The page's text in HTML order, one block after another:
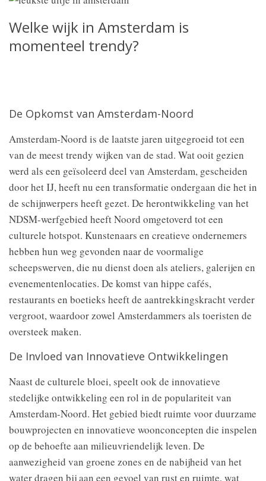
Welke wijk in Amsterdam is
momenteel trendy?
De Opkomst van Amsterdam-Noord
Amsterdam-Noord is de laatste jaren uitgegroeid tot een
van de meest trendy wijken van de stad. Wat ooit gezien
werd als een geïsoleerd deel van Amsterdam, gescheiden
door het IJ, heeft nu een transformatie ondergaan die het in
de schijnwerpers heeft gezet. De herontwikkeling van het
NDSM-werfgebied heeft Noord omgetoverd tot een
culturele hotspot. Kunstenaars en creatieve ondernemers
hebben hun weg gevonden naar de voormalige
scheepswerven, die nu dienst doen als ateliers, galerijen en
evenementenlocaties. De komst van hippe cafés,
restaurants en boetieks heeft de aantrekkingskracht verder
vergroot, waardoor zowel Amsterdammers als toeristen de
oversteek maken.
De Invloed van Innovatieve Ontwikkelingen
Naast de culturele bloei, speelt ook de innovatieve
stedelijke ontwikkeling een rol in de populariteit van
Amsterdam-Noord. Het gebied biedt ruimte voor duurzame
bouwprojecten en innovatieve woonconcepten die inspelen
op de behoefte aan milieuvriendelijk leven. De
aanwezigheid van groene zones en de nabijheid van het
water dragen bij aan een gevoel van rust en ruimte, wat